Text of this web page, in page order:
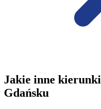
Jakie inne
Gdańsku